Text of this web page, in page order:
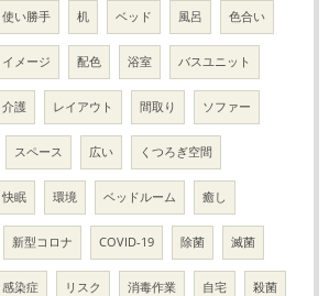
使い勝手 机 ベッド 風呂 色合い
イメージ 配色 浴室 バスユニット
介護 レイアウト 間取り ソファー
スペース 広い くつろぎ空間
快眠 環境 ベッドルーム 癒し
新型コロナ COVID-19 除菌 滅菌
感染症 リスク 消毒作業 自宅 殺菌